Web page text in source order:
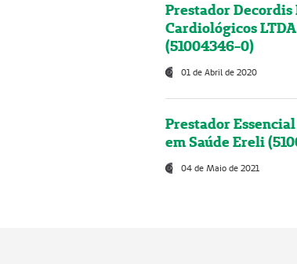
Prestador Decordis
Cardiológicos LTDA
(51004346-0)
01 de Abril de 2020
Prestador
em Saúde Ereli
04 de Maio de 2021